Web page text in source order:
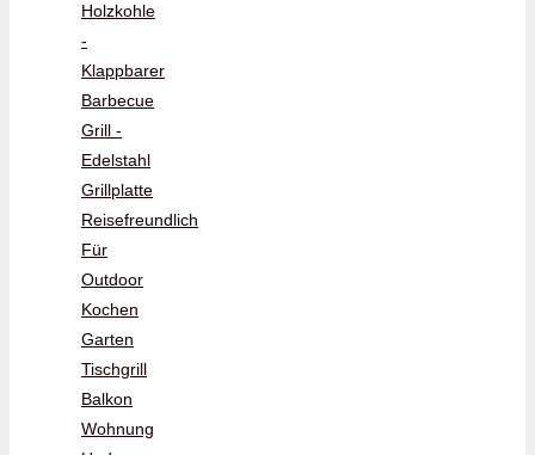
Holzkohle
-
Klappbarer
Barbecue
Grill -
Edelstahl
Grillplatte
Reisefreundlich
Für
Outdoor
Kochen
Garten
Tischgrill
Balkon
Wohnung